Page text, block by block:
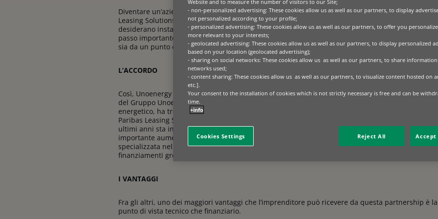
Diventare un’azienda sostenibile è un traguardo sempre più accessibile, grazie ad accordi come
Leasing Solutions e Unoenergy Green Solutions. La recente partnership fra i due player, infatti,
desiderano installare un impianto fotovoltaico di ottenere la soluzione più adatta alle proprie
passo importante verso la transizione energetica per la propria attività e diventare sostenibili in
sia da un punto di vista ambientale che da quello economico.
L’ACCORDO
Così, Unoenergy Green Solutions, specializzata in impianti per l’efficienza energetica del settore
del Gruppo Unoenergy, attivo da oltre vent’anni nella commercializzazione di gas, energia e nei
energetico, ha trovato come partner ideale la società leader in Italia e in Europa nel
Paribas Leasing Solutions. Un accordo che può costituire un ulteriore tassello nella crescita di
ultimi anni sta incrementando molto il suo volume d’affari nel «comparto business», registrando
importante aumento rispetto al 2021. La seconda invece – parte del Gruppo BNP Paribas,
specializzata nel finanziamento alle imprese tramite leasing e locazione operativa ed è ormai
finanziamenti green.
I VANTAGGI
Fra gli altri, uno dei maggiori vantaggi che l’imprenditore può ricevere da questa partnership è
punto di vista tecnico che finanziario.
Website and to measure the number of visitors to our Site;
- non-personalized advertising: These cookies allow us as well as our partners, to display
not personalized according to your profile;
- personalized advertising: These cookies allow us as well as our partners, to offer you
more relevant to your interests;
- geolocated advertising: These cookies allow us as well as our partners, to display personalized
based on your location (geolocated advertising);
- sharing on social networks: These cookies allow us as well as our partners, to share
networks used;
- content sharing: These cookies allow us as well as our partners, to visualize content hosted on
etc.].
Your consent to the installation of cookies which is not strictly necessary is free and can be
time.
+info
Cookies Settings Reject All Accept